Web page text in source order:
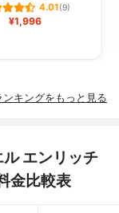
4.01(9)
¥1,996
ンキングをもっと見る
エンリッチ
金比較表